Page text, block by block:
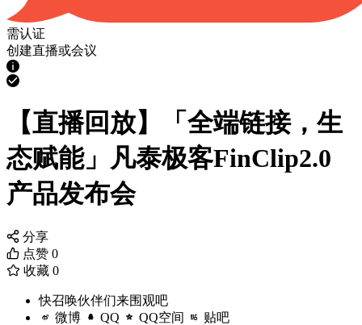
需认证
创建直播或会议
【直播回放】「全端链接，生
态赋能」凡泰极客FinClip2.0
产品发布会
分享
点赞 0
收藏 0
快召唤伙伴们来围观吧
微博 QQ QQ空间 贴吧